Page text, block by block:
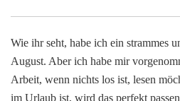
Wie ihr seht, habe ich ein strammes
August. Aber ich habe mir
Arbeit, wenn nichts los ist, lesen
im Urlaub ist, wird das perfekt